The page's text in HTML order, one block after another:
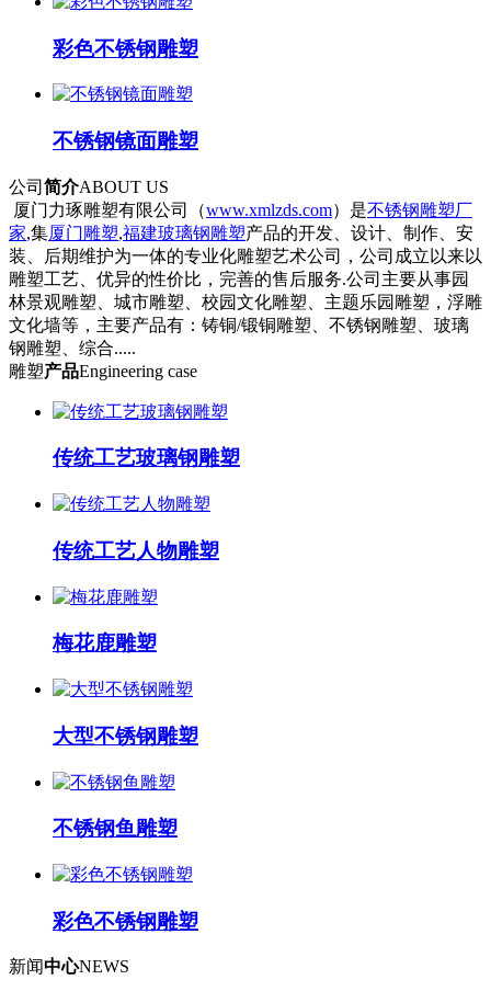
彩色不锈钢雕塑
不锈钢镜面雕塑
公司 简介ABOUT US
厦门力琢雕塑有限公司（www.xmlzds.com）是不锈钢雕塑厂
家,集厦门雕塑,福建玻璃钢雕塑产品的开发、设计、制作、安
装、后期维护为一体的专业化雕塑艺术公司，公司成立以来以
雕塑工艺、优异的性价比，完善的售后服务.公司主要从事园
林景观雕塑、城市雕塑、校园文化雕塑、主题乐园雕塑，浮雕
文化墙等，主要产品有：铸铜/锻铜雕塑、不锈钢雕塑、玻璃
钢雕塑、综合.....
雕塑产品Engineering case
传统工艺玻璃钢雕塑
传统工艺人物雕塑
梅花鹿雕塑
大型不锈钢雕塑
不锈钢鱼雕塑
彩色不锈钢雕塑
新闻中心NEWS